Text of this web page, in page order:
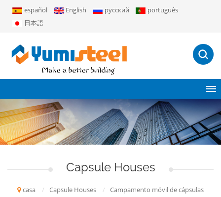
español English русский
português
日本語
Capsule Houses
casa / Capsule Houses /
Campamento móvil de cápsulas